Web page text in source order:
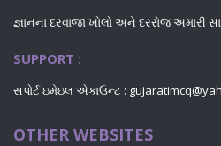
જ્ઞાનના દરવાજા ખોલો અને દરરોજ અમારી
SUPPORT :
સપોર્ટ ઇમેઇલ એકાઉન્ટ :
OTHER WEBSITES